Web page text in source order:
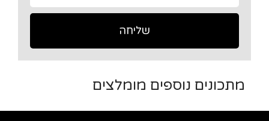
שליחה
מתכונים נוספים מומלצים